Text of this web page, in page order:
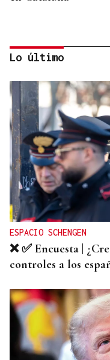
DEPORTE EN LA
La Xunta ratifica su
Clube de Salvador
Lo último
ESPACIO SCHENGEN
❌ ✅ Encuesta |
controles a los